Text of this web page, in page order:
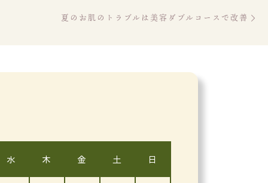
夏のお肌のトラブルは美容ダブルコースで改善
水 木 金 土 日